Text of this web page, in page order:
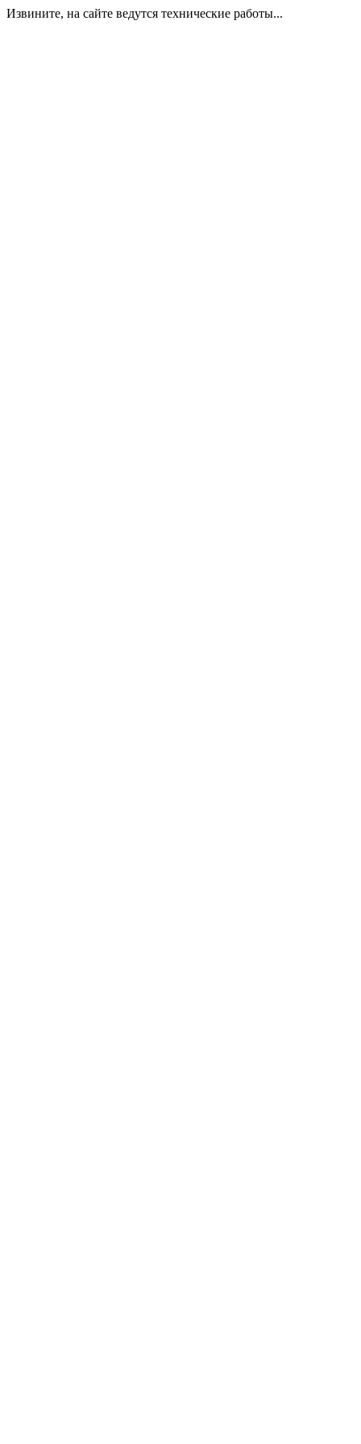
Извините, на сайте ведутся технические работы...